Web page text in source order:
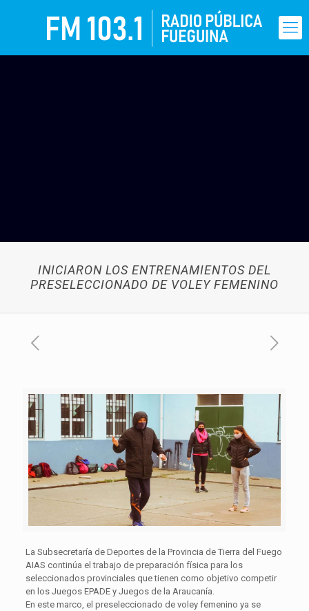
INICIARON LOS ENTRENAMIENTOS DEL
PRESELECCIONADO DE VOLEY FEMENINO
La Subsecretaría de Deportes de la Provincia de Tierra del Fuego
AIAS continúa el trabajo de preparación física para los
seleccionados provinciales que tienen como objetivo competir
en los Juegos EPADE y Juegos de la Araucanía.
En este marco, el preseleccionado de voley femenino ya se